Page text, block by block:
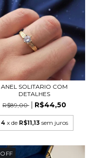
ANEL SOLITARIO COM
DETALHES
R$89,00
R$44,50
4 x de R$11,13 sem juros
OFF